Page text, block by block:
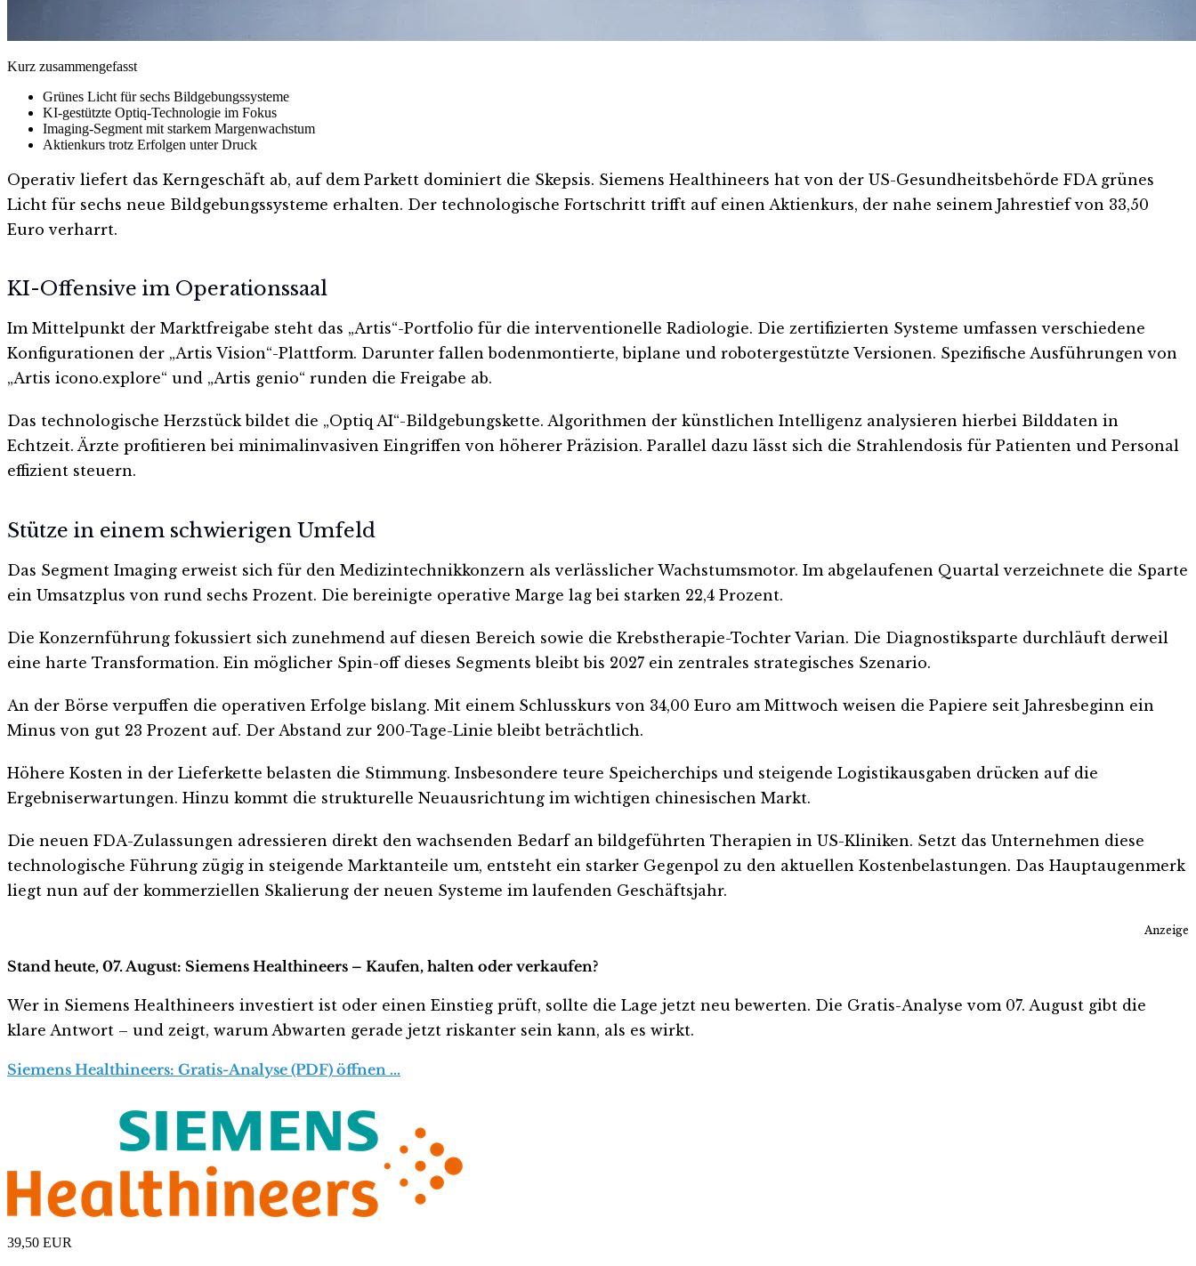
Kurz zusammengefasst
Grünes Licht für sechs Bildgebungssysteme
KI-gestützte Optiq-Technologie im Fokus
Imaging-Segment mit starkem Margenwachstum
Aktienkurs trotz Erfolgen unter Druck
Operativ liefert das Kerngeschäft ab, auf dem Parkett dominiert die Skepsis. Siemens Healthineers hat von der US-Gesundheitsbehörde FDA grünes
Licht für sechs neue Bildgebungssysteme erhalten. Der technologische Fortschritt trifft auf einen Aktienkurs, der nahe seinem Jahrestief von 33,50
Euro verharrt.
KI-Offensive im Operationssaal
Im Mittelpunkt der Marktfreigabe steht das „Artis“-Portfolio für die interventionelle Radiologie. Die zertifizierten Systeme umfassen verschiedene
Konfigurationen der „Artis Vision“-Plattform. Darunter fallen bodenmontierte, biplane und robotergestützte Versionen. Spezifische Ausführungen von
„Artis icono.explore“ und „Artis genio“ runden die Freigabe ab.
Das technologische Herzstück bildet die „Optiq AI“-Bildgebungskette. Algorithmen der künstlichen Intelligenz analysieren hierbei Bilddaten in
Echtzeit. Ärzte profitieren bei minimalinvasiven Eingriffen von höherer Präzision. Parallel dazu lässt sich die Strahlendosis für Patienten und Personal
effizient steuern.
Stütze in einem schwierigen Umfeld
Das Segment Imaging erweist sich für den Medizintechnikkonzern als verlässlicher Wachstumsmotor. Im abgelaufenen Quartal verzeichnete die Sparte
ein Umsatzplus von rund sechs Prozent. Die bereinigte operative Marge lag bei starken 22,4 Prozent.
Die Konzernführung fokussiert sich zunehmend auf diesen Bereich sowie die Krebstherapie-Tochter Varian. Die Diagnostiksparte durchläuft derweil
eine harte Transformation. Ein möglicher Spin-off dieses Segments bleibt bis 2027 ein zentrales strategisches Szenario.
An der Börse verpuffen die operativen Erfolge bislang. Mit einem Schlusskurs von 34,00 Euro am Mittwoch weisen die Papiere seit Jahresbeginn ein
Minus von gut 23 Prozent auf. Der Abstand zur 200-Tage-Linie bleibt beträchtlich.
Höhere Kosten in der Lieferkette belasten die Stimmung. Insbesondere teure Speicherchips und steigende Logistikausgaben drücken auf die
Ergebniserwartungen. Hinzu kommt die strukturelle Neuausrichtung im wichtigen chinesischen Markt.
Die neuen FDA-Zulassungen adressieren direkt den wachsenden Bedarf an bildgeführten Therapien in US-Kliniken. Setzt das Unternehmen diese
technologische Führung zügig in steigende Marktanteile um, entsteht ein starker Gegenpol zu den aktuellen Kostenbelastungen. Das Hauptaugenmerk
liegt nun auf der kommerziellen Skalierung der neuen Systeme im laufenden Geschäftsjahr.
Anzeige
Stand heute, 07. August: Siemens Healthineers – Kaufen, halten oder verkaufen?
Wer in Siemens Healthineers investiert ist oder einen Einstieg prüft, sollte die Lage jetzt neu bewerten. Die Gratis-Analyse vom 07. August gibt die
klare Antwort – und zeigt, warum Abwarten gerade jetzt riskanter sein kann, als es wirkt.
Siemens Healthineers: Gratis-Analyse (PDF) öffnen …
39,50 EUR